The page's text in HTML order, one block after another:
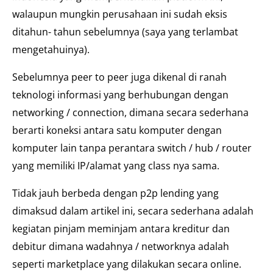
walaupun mungkin perusahaan ini sudah eksis
ditahun- tahun sebelumnya (saya yang terlambat
mengetahuinya).
Sebelumnya peer to peer juga dikenal di ranah
teknologi informasi yang berhubungan dengan
networking / connection, dimana secara sederhana
berarti koneksi antara satu komputer dengan
komputer lain tanpa perantara switch / hub / router
yang memiliki IP/alamat yang class nya sama.
Tidak jauh berbeda dengan p2p lending yang
dimaksud dalam artikel ini, secara sederhana adalah
kegiatan pinjam meminjam antara kreditur dan
debitur dimana wadahnya / networknya adalah
seperti marketplace yang dilakukan secara online.